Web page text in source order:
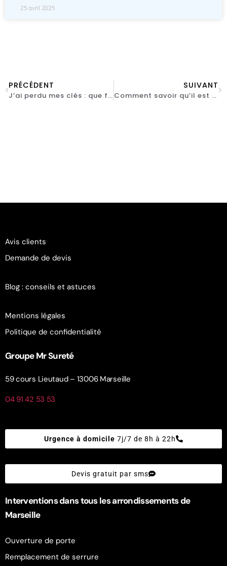
25 avril 2025
PRÉCÉDENT
J’ai perdu mes clés : que faire
SUIVANT
Comment savoir qu’il est temps de remplacer une porte commerciale?
Avis clients
Demande de devis
Blog : conseils et astuces
Mentions légales
Politique de confidentialité
Groupe Mr Sureté
59 cours Lieutaud – 13006 Marseille
04 91 42 53 53
Urgence à domicile 7j/7 de 8h à 22h
Devis gratuit par sms
Interventions dans tous les arrondissements de
Marseille
Ouverture de porte
Remplacement de serrure